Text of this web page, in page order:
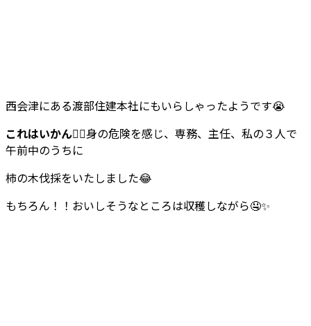
西会津にある渡部住建本社にもいらしゃったようです😭
これはいかん😵‍💫身の危険を感じ、専務、主任、私の３人で
午前中のうちに
柿の木伐採をいたしました😂
もちろん！！おいしそうなところは収穫しながら🤤✨